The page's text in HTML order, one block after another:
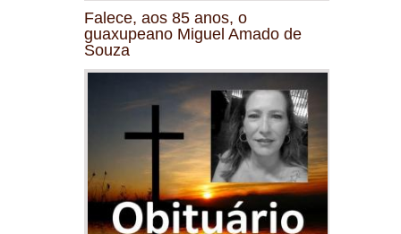
Falece, aos 85 anos, o
guaxupeano Miguel Amado de
Souza